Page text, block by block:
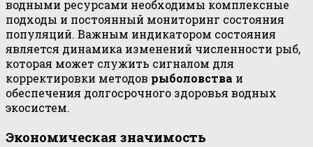
водными ресурсами необходимы комплексные
подходы и постоянный мониторинг состояния
популяций. Важным индикатором состояния
является динамика изменений численности рыб,
которая может служить сигналом для
корректировки методов рыболовства и
обеспечения долгосрочного здоровья водных
экосистем.
Экономическая значимость